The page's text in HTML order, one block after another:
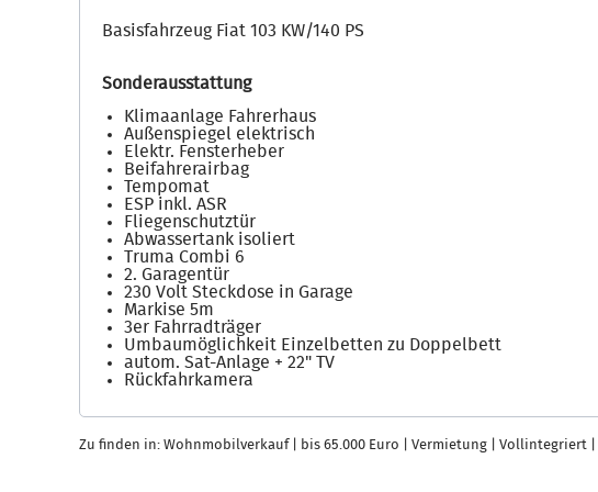
Basisfahrzeug Fiat 103 KW/140 PS
Sonderausstattung
Klimaanlage Fahrerhaus
Außenspiegel elektrisch
Elektr. Fensterheber
Beifahrerairbag
Tempomat
ESP inkl. ASR
Fliegenschutztür
Abwassertank isoliert
Truma Combi 6
2. Garagentür
230 Volt Steckdose in Garage
Markise 5m
3er Fahrradträger
Umbaumöglichkeit Einzelbetten zu Doppelbett
autom. Sat-Anlage + 22" TV
Rückfahrkamera
Zu finden in: Wohnmobilverkauf| bis 65.000 Euro Vermietung Vollintegriert